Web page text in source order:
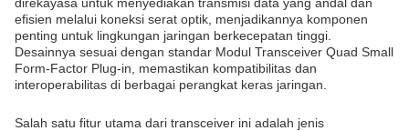
efisien melalui koneksi serat optik, menjadikannya komponen
penting untuk lingkungan jaringan berkecepatan tinggi.
Desainnya sesuai dengan standar Modul Transceiver Quad Small
Form-Factor Plug-in, memastikan kompatibilitas dan
interoperabilitas di berbagai perangkat keras jaringan.
Salah satu fitur utama dari transceiver ini adalah jenis